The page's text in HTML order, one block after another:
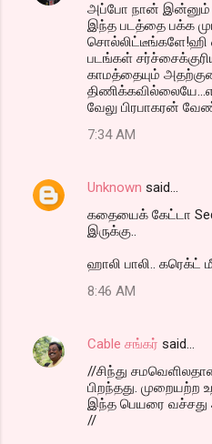
அப்போ நான் இன்னும்
இந்த படத்தை பக்க
சொல்லிட்டீங்களே!ஹி
படங்கள்
காமத்தையும்
வேலு பிரபாகரன்
7:34 AM
Unknown said…
கதையைக் கேட்டா
இருக்கு..
ஹாலி பாலி.. கரெக்ட்
8:46 AM
Cable சங்கர் said…
//சிந்து
பிறந்தது. முறையற்ற
இந்த பெயரை வச்சது
//